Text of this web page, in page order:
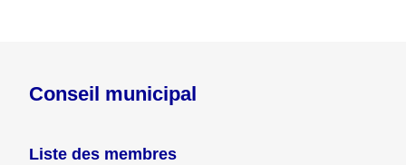
Conseil municipal
Liste des membres